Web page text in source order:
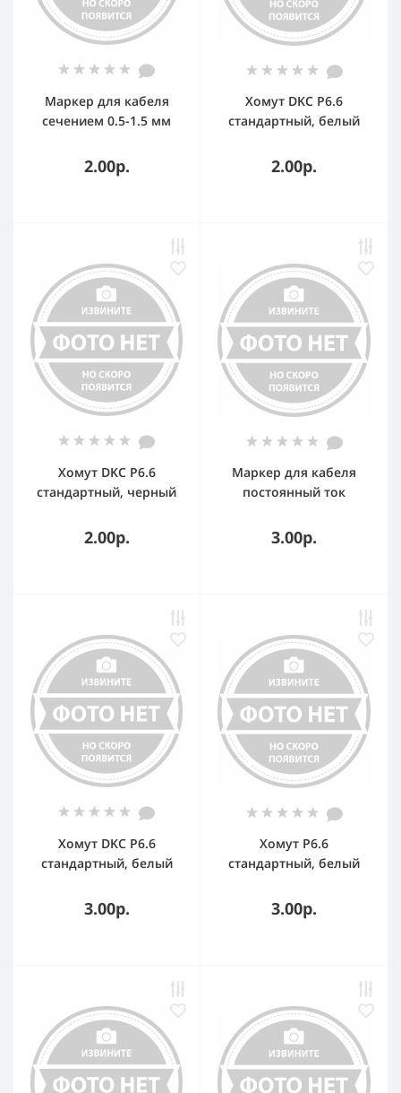
Маркер для кабеля
сечением 0.5-1.5 мм
2.00р.
Хомут DKC P6.6
стандартный, белый
2.00р.
Хомут DKC P6.6
стандартный, черный
2.00р.
Маркер для кабеля
постоянный ток
CAB3
3.00р.
Хомут DKC P6.6
стандартный, белый
3.00р.
Хомут P6.6
стандартный, белый
3.00р.